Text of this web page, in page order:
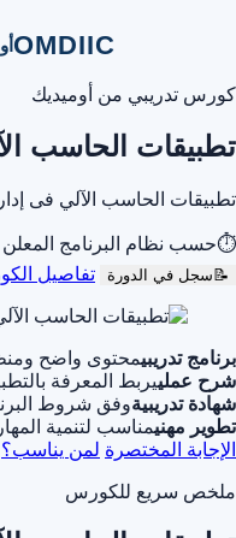
OMDIIC
كورس تدريبي من أوميديك
تطبيقات الحاسب
تطبيقات الحاسب الآلي فى
⏱حسب نظام البرنامج المعلن
📝 سجل في الدورة تفاصيل
برنامج تدريبيمحتوى واضح
شرح عملييربط المعرفة
شهادة تدريبيةوفق شروط
تطوير مهنيمناسب لتنمية
الإجابة المختصرة لمن يناسب؟
ملخص سريع للكورس